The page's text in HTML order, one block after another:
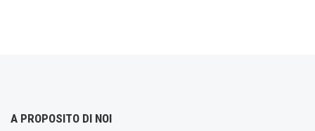
A PROPOSITO DI NOI